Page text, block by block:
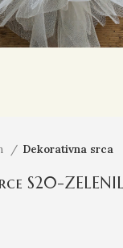
Dekorativna srca
S20-